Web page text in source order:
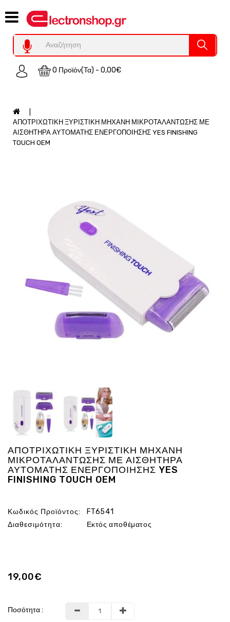
0 Προϊόν(τα) - 0,00€
Category
Υπολογιστες
REFURBISHED
Χειριστήρια
Auto
Moto
Φωτοβολταικά-
Ομορφιά
LED
Προσφορες
ΑΠΟΤΡΙΧΩΤΙΚΗ ΞΥΡΙΣΤΙΚΗ ΜΗΧΑΝΗ ΜΙΚΡΟΤΑΛΑΝΤΩΣΗΣ ΜΕ
ΑΙΣΘΗΤΗΡΑ ΑΥΤΟΜΑΤΗΣ ΕΝΕΡΓΟΠΟΙΗΣΗΣ YES FINISHING
TOUCH OEM
ΑΠΟΤΡΙΧΩΤΙΚΗ ΞΥΡΙΣΤΙΚΗ ΜΗΧΑΝΗ
ΜΙΚΡΟΤΑΛΑΝΤΩΣΗΣ ΜΕ ΑΙΣΘΗΤΗΡΑ
ΑΥΤΟΜΑΤΗΣ ΕΝΕΡΓΟΠΟΙΗΣΗΣ YES
FINISHING TOUCH OEM
Κωδικός Προϊόντος:
FT6541
Διαθεσιμότητα:
Εκτός αποθέματος
19,00€
Ποσότητα :